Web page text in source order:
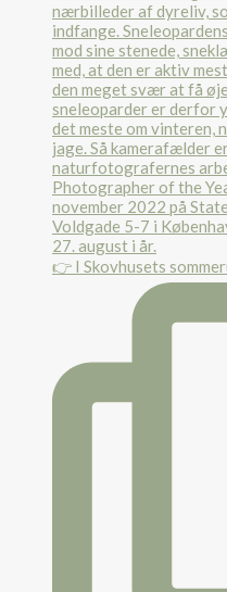
👉 I Skovhusets